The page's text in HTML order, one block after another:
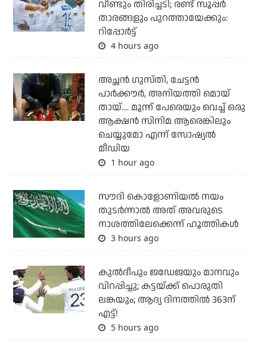
വീണ്ടും തിരിച്ചടി; രണ്ട് സൂപ്പര്‍
താരങ്ങളും പുറത്തായേക്കും:
റിപ്പോര്‍ട്ട്
4 hours ago
അച്ഛന്‍ ഗുസ്തി, ചേട്ടന്‍
പാര്‍ക്കൗര്‍, അനിയത്തി മൊയ്
തായ്.... മൂന്ന് പേരെയും വെച്ച് ഒരു
ആക്ഷന്‍ സിനിമ ആരെങ്കിലും
ചെയ്യുമോ എന്ന് സോഷ്യല്‍
മീഡിയ
1 hour ago
സൗദി കൊളോണിയല്‍ നയം
തുടര്‍ന്നാല്‍ അത് അവരുടെ
നാശത്തിലേക്കെന്ന് ഹൂത്തികള്‍
3 hours ago
കുല്‍ദീപും ജഡേജയും മാനവും
വിറപ്പിച്ചു; കട്ടയ്ക്ക് പൊരുതി
ലങ്കയും; ആദ്യ ദിനത്തില്‍ 363ന്
എട്ട്!
5 hours ago